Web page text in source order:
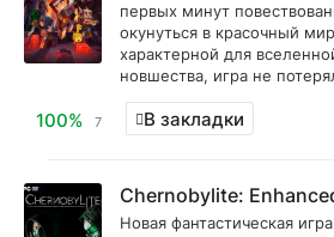
первых минут
окунуться в красочный
характерной для
новшества, игра не
100% 7 В закладки
Chernobylite:
Новая фантастическая